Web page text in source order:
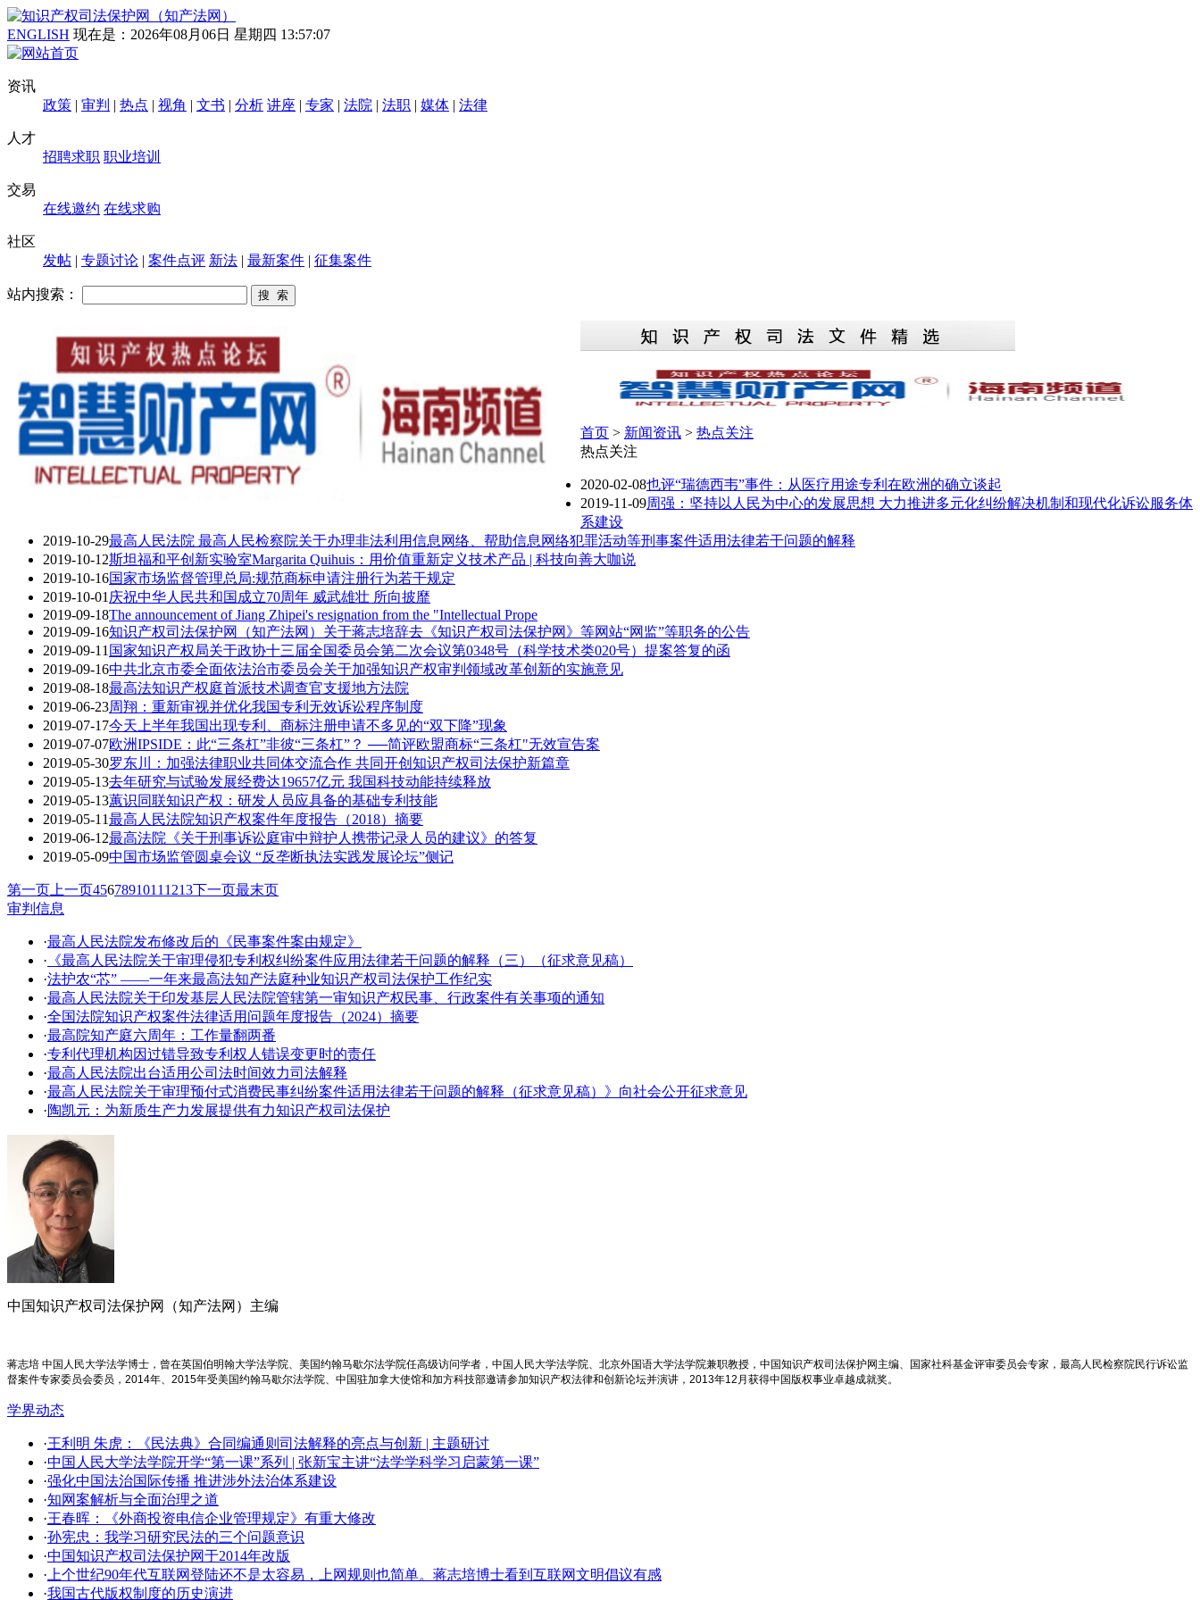
ENGLISH 现在是： 2026年08月06日 星期四 13:57:07
资讯
政策 | 审判 | 热点 | 视角 | 文书 | 分析 讲座 | 专家 | 法院 | 法职 | 媒体 | 法律
人才
招聘求职 职业培训
交易
在线邀约 在线求购
社区
发帖 | 专题讨论 | 案件点评 新法 | 最新案件 | 征集案件
站内搜索：
首页 > 新闻资讯 > 热点关注
热点关注
2020-02-08也评“瑞德西韦”事件：从医疗用途专利在欧洲的确立谈起
2019-11-09周强：坚持以人民为中心的发展思想 大力推进多元化纠纷解决机制和现代化诉讼服务体
系建设
2019-10-29最高人民法院 最高人民检察院关于办理非法利用信息网络、帮助信息网络犯罪活动等刑事案件适用法律若干问题的解释
2019-10-12斯坦福和平创新实验室Margarita Quihuis：用价值重新定义技术产品 | 科技向善大咖说
2019-10-16国家市场监督管理总局:规范商标申请注册行为若干规定
2019-10-01 庆祝中华人民共和国成立70周年 威武雄壮 所向披靡
2019-09-18The announcement of Jiang Zhipei's resignation from the "Intellectual Prope
2019-09-16知识产权司法保护网（知产法网）关于蒋志培辞去《知识产权司法保护网》等网站“网监”等职务的公告
2019-09-11 国家知识产权局关于政协十三届全国委员会第二次会议第0348号（科学技术类020号）提案答复的函
2019-09-16中共北京市委全面依法治市委员会关于加强知识产权审判领域改革创新的实施意见
2019-08-18最高法知识产权庭首派技术调查官支援地方法院
2019-06-23周翔：重新审视并优化我国专利无效诉讼程序制度
2019-07-17今天上半年我国出现专利、商标注册申请不多见的“双下降”现象
2019-07-07欧洲IPSIDE：此“三条杠”非彼“三条杠”？ ──简评欧盟商标“三条杠"无效宣告案
2019-05-30罗东川：加强法律职业共同体交流合作 共同开创知识产权司法保护新篇章
2019-05-13去年研究与试验发展经费达19657亿元 我国科技动能持续释放
2019-05-13蕙识同联知识产权：研发人员应具备的基础专利技能
2019-05-11最高人民法院知识产权案件年度报告（2018）摘要
2019-06-12最高法院《关于刑事诉讼庭审中辩护人携带记录人员的建议》的答复
2019-05-09中国市场监管圆桌会议 “反垄断执法实践发展论坛”侧记
第一页 上一页4567891011 1213下一页最末页
审判信息
·最高人民法院发布修改后的《民事案件案由规定》
· 《最高人民法院关于审理侵犯专利权纠纷案件应用法律若干问题的解释（三）（征求意见稿）
·法护农“芯” ——一年来最高法知产法庭种业知识产权司法保护工作纪实
·​最高人民法院关于印发基层人民法院管辖第一审知识产权民事、行政案件有关事项的通知
·全国法院知识产权案件法律适用问题年度报告（2024）摘要
·最高院知产庭六周年：工作量翻两番
·专利代理机构因过错导致专利权人错误变更时的责任
·最高人民法院出台适用公司法时间效力司法解释
·最高人民法院关于审理预付式消费民事纠纷案件适用法律若干问题的解释（征求意见稿）》向社会公开征求意见
·陶凯元：为新质生产力发展提供有力知识产权司法保护
中国知识产权司法保护网（知产法网）主编
蒋志培 中国人民大学法学博士，曾在英国伯明翰大学法学院、美国约翰马歇尔法学院任高级访问学者，中国人民大学法学院、北京外国语大学法学院兼职教授，中国知识产权司法保护网主编、国家社科基金评审委员会专家，最高人民检察院民行诉讼监
督案件专家委员会委员，2014年、2015年受美国约翰马歇尔法学院、中国驻加拿大使馆和加方科技部邀请参加知识产权法律和创新论坛并演讲，2013年12月获得中国版权事业卓越成就奖。
学界动态
·王利明 朱虎：《民法典》合同编通则司法解释的亮点与创新 | 主题研讨
·中国人民大学法学院开学​“第一课”系列 | 张新宝主讲“法学学科学习启蒙第一课”
·强化中国法治国际传播 推进涉外法治体系建设
·知网案解析与全面治理之道
·王春晖：《外商投资电信企业管理规定》有重大修改
·孙宪忠：我学习研究民法的三个问题意识
·中国知识产权司法保护网于2014年改版
· 上个世纪90年代互联网登陆还不是太容易，上网规则也简单。蒋志培博士看到互联网文明倡议有感
·我国古代版权制度的历史演进